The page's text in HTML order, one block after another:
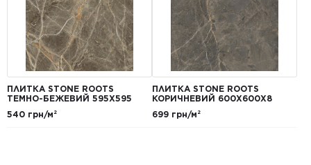
ПЛИТКА STONE ROOTS
ТЕМНО-БЕЖЕВИЙ 595Х595
540 грн/м²
ПЛИТКА STONE ROOTS
КОРИЧНЕВИЙ 600X600X8
699 грн/м²